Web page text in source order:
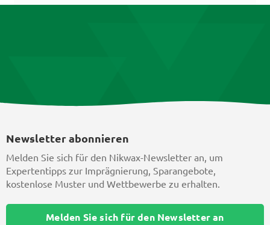
Newsletter abonnieren
Melden Sie sich für den Nikwax-Newsletter an, um
Expertentipps zur Imprägnierung, Sparangebote,
kostenlose Muster und Wettbewerbe zu erhalten.
Melden Sie sich für den Newsletter an